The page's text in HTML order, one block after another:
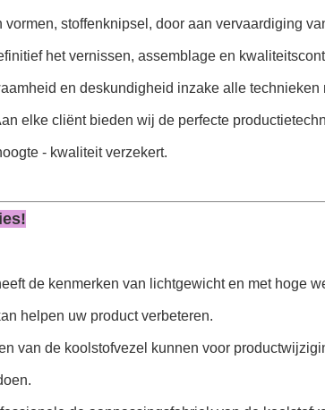
vormen, stoffenknipsel, door aan vervaardiging
het vernissen, assemblage en
en deskundigheid inzake alle
elke cliënt bieden wij de perfecte
- kwaliteit verzekert.
de kenmerken van lichtgewicht en met hoge
helpen uw product verbeteren.
van de koolstofvezel kunnen voor